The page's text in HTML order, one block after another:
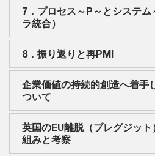
7．プロセス～P～とシステム
ラ統合）
8．振り返りと再PMI
企業価値の持続的創造へ着手
ついて
英国のEU離脱（ブレグジット
組みと考察